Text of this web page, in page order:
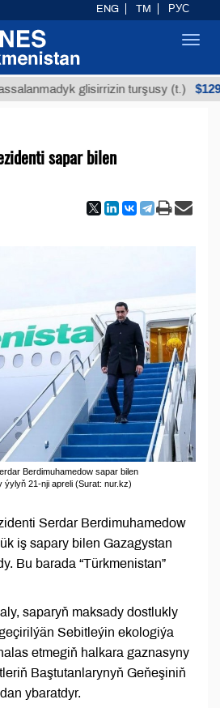
glisirrizin turşusy (t.) $12935,18
sapar bilen
Berdimuhamedow sapar bilen
21-nji apreli (Surat: nur.kz)
Serdar Berdimuhamedow
iş sapary bilen Gazagystan
Bu barada “Türkmenistan”
saparyň maksady dostlukly
Sebitleýin ekologiýa
etmegiň halkara gaznasyny
Baştutanlarynyň Geňeşiniň
ybaratdyr.
ENG TM РУС